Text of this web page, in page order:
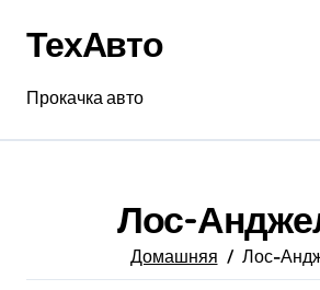
содержанию
ТехАвто
Прокачка авто
Лос-
Домашняя Лос-